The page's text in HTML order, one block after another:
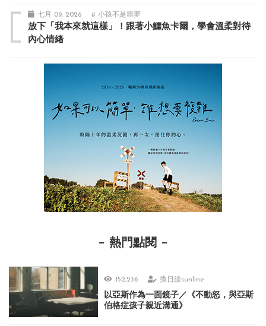
七月 09, 2026 # 小孩不是噩夢
放下「我本來就這樣」！跟著小鱷魚卡爾，學會溫柔對待
內心情緒
熱門點閱
152,236 換日線sunline
以亞斯作為一面鏡子／《不動怒，與亞斯
伯格症孩子親近溝通》